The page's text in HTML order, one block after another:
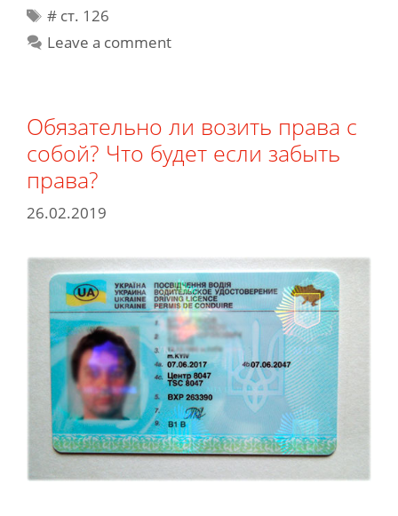
Tags
# cт. 126
Leave a comment
Обязательно ли возить права с
собой? Что будет если забыть
права?
26.02.2019